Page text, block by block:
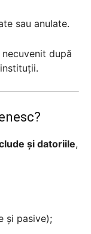
sau anulate.
după
și datoriile,
și pasive);